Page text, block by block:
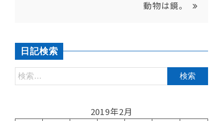
動物は鏡。
日記検索
2019年2月